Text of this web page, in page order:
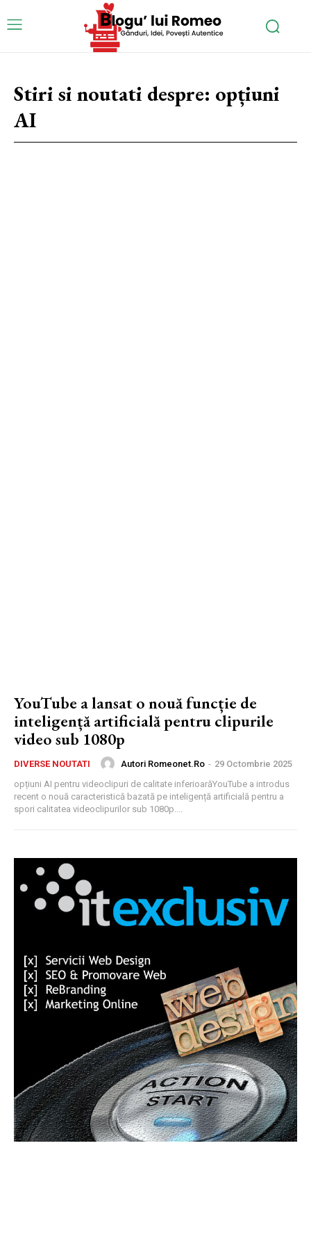
Stiri si noutati despre: opțiuni
AI
YouTube a lansat o nouă funcție de
inteligență artificială pentru clipurile
video sub 1080p
DIVERSE NOUTATI Autori Romeonet.ro - 29 Octombrie 2025
opțiuni AI pentru videoclipuri de calitate inferioarăYouTube a introdus
recent o nouă caracteristică bazată pe inteligență artificială pentru a
spori calitatea videoclipurilor sub 1080p....